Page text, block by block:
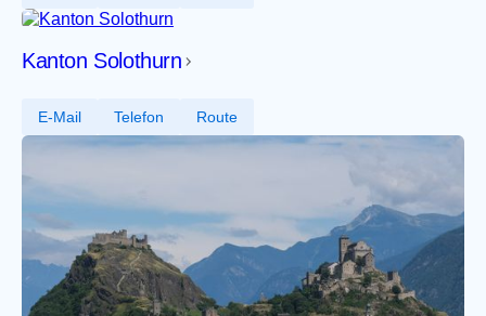
Kanton Solothurn
E-Mail Telefon Route